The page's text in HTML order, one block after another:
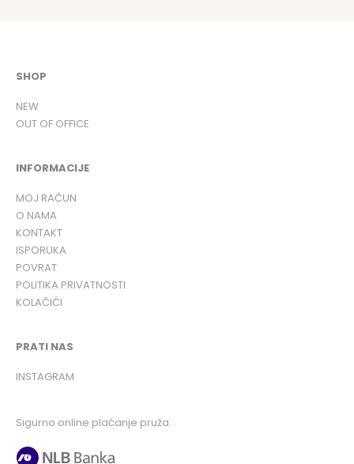
SHOP
NEW
OUT OF OFFICE
INFORMACIJE
MOJ RAČUN
O NAMA
KONTAKT
ISPORUKA
POVRAT
POLITIKA PRIVATNOSTI
KOLAČIĆI
PRATI NAS
INSTAGRAM
Sigurno online plaćanje pruža: